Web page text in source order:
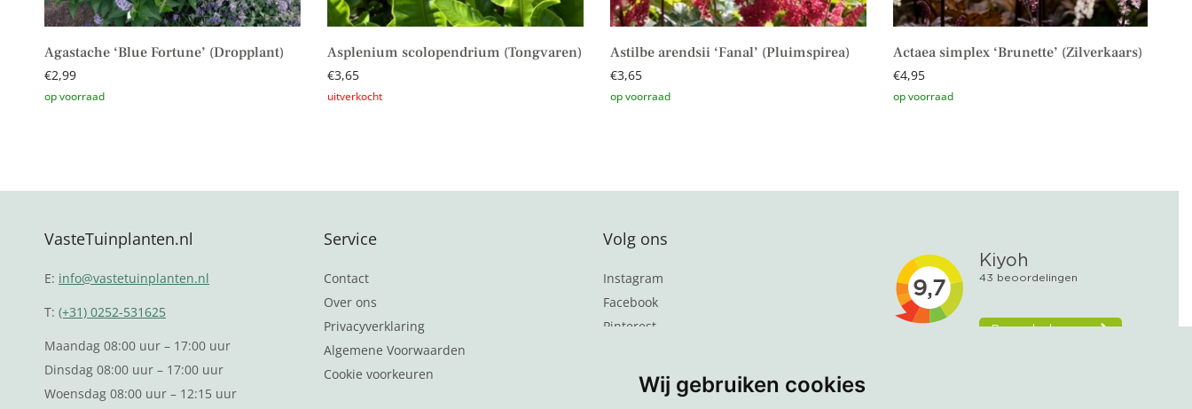
Wij gebruiken cookies
Agastache ‘Blue Fortune’ (Dropplant)
€2,99
Asplenium scolopendrium (Tongvaren)
€3,65
Astilbe arendsii ‘Fanal’ (Pluimspirea)
€3,65
Actaea simplex ‘Brunette’ (Zilverkaars)
€4,95
VasteTuinplanten.nl
E: info@vastetuinplanten.nl
T:(+31) 0252-531625
Maandag 08:00 uur – 17:00 uur
Dinsdag 08:00 uur – 17:00 uur
Woensdag 08:00 uur – 12:15 uur
Service
Contact
Over ons
Privacyverklaring
Algemene Voorwaarden
Cookie voorkeuren
Volg ons
Instagram
Facebook
Pinterest